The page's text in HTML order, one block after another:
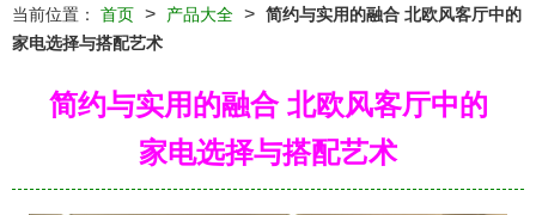
当前位置： 首页 > 产品大全 > 简约与实用的融合 北欧风客厅中的
家电选择与搭配艺术
简约与实用的融合 北欧风客厅中的
家电选择与搭配艺术